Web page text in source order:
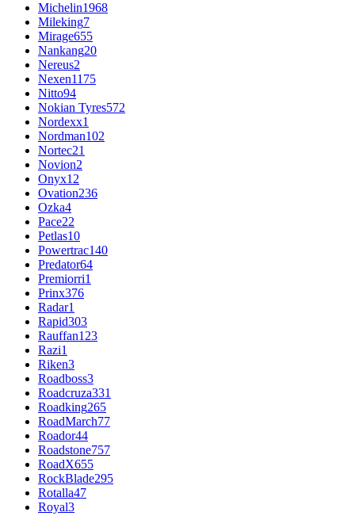
Michelin1968
Mileking7
Mirage655
Nankang20
Nereus2
Nexen1175
Nitto94
Nokian Tyres572
Nordexx1
Nordman102
Nortec21
Novion2
Onyx12
Ovation236
Ozka4
Pace22
Petlas10
Powertrac140
Predator64
Premiorri1
Prinx376
Radar1
Rapid303
Rauffan123
Razi1
Riken3
Roadboss3
Roadcruza331
Roadking265
RoadMarch77
Roador44
Roadstone757
RoadX655
RockBlade295
Rotalla47
Royal3